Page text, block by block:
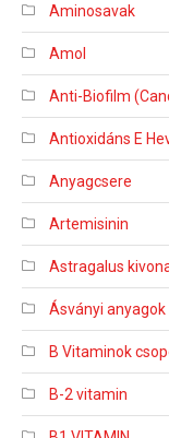
Aminosavak
Amol
Anti-Biofilm
Antioxidáns E
Anyagcsere
Artemisinin
Astragalus
Ásványi anyagok
B Vitaminok
B-2 vitamin